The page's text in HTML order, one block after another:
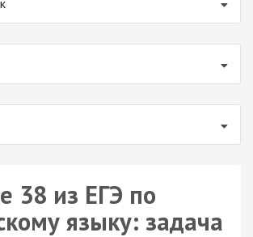
38 из ЕГЭ по
языку: задача